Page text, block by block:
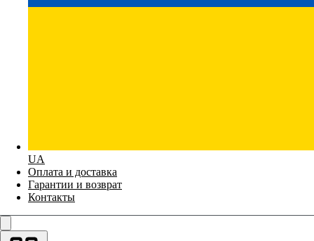
UA
Оплата и доставка
Гарантии и возврат
Контакты